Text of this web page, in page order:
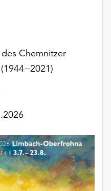
Chemnitzer